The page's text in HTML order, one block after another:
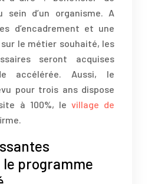
d’un organisme. A
d’encadrement et une
le métier souhaité, les
seront acquises
accélérée. Aussi, le
pour trois ans dispose
à 100%, le village de
programme